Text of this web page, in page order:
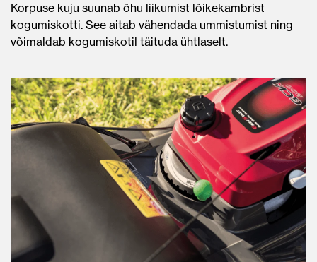
Korpuse kuju suunab õhu liikumist lõikekambrist
kogumiskotti. See aitab vähendada ummistumist ning
võimaldab kogumiskotil täituda ühtlaselt.